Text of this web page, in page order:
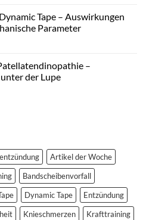
Tape – Auswirkungen
Parameter
–
der Lupe
Artikel der Woche
Bandscheibenvorfall
Dynamic Tape
Entzündung
Knieschmerzen
Krafttraining